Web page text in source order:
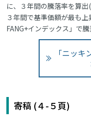
に、３年間の騰落率を算
３年間で基準価額が最も
FANG+インデックス」で
「ニッ
寄稿 (４-５頁)